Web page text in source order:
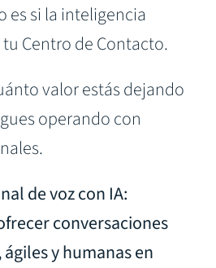
es si la inteligencia
Centro de Contacto.
valor estás dejando
operando con
de voz con IA:
conversaciones
y humanas en